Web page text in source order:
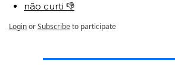
não curti 👎
LoginorSubscribeto participate